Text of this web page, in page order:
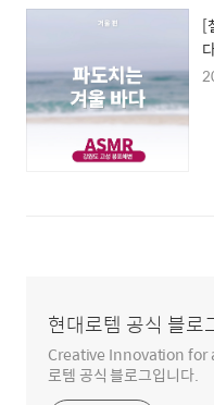
[
현대로템 공식 블로
Creative Innovation for
로템 공식 블로그입니다.